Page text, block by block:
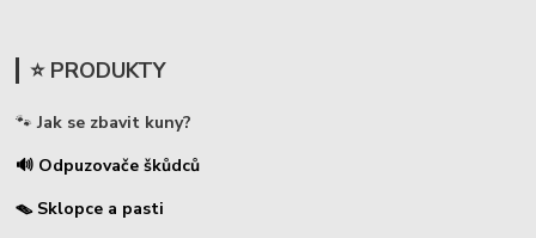
⭐ PRODUKTY
🐾 Jak se zbavit kuny?
🔊 Odpuzovače škůdců
🪤 Sklopce a pasti